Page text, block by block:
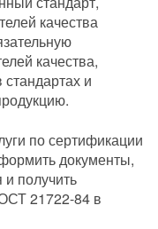
качества
качества,
и
по сертификации
документы,
получить
21722-84 в